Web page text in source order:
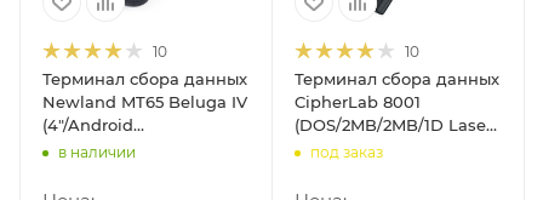
10
Терминал сбора данных
Newland MT65 Beluga IV
(4"/Android
8.1/2GB/16GB/2D
в наличии
10
Терминал сбора данных
CipherLab 8001
(DOS/2MB/2MB/1D Laser
SE950/IrDA/700mAh/без
под заказ